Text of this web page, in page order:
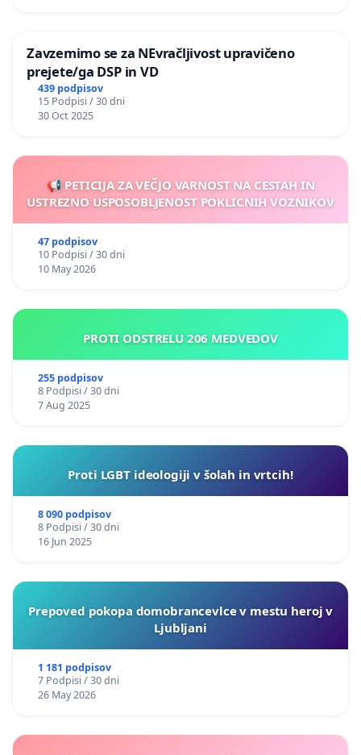
Zavzemimo se za NEvračljivost upravičeno
prejete/ga DSP in VD
439 podpisov
15 Podpisi / 30 dni
30 Oct 2025
📢 PETICIJA ZA VEČJO VARNOST NA CESTAH IN
USTREZNO USPOSOBLJENOST POKLICNIH VOZNIKOV
47 podpisov
10 Podpisi / 30 dni
10 May 2026
PROTI ODSTRELU 206 MEDVEDOV
255 podpisov
8 Podpisi / 30 dni
7 Aug 2025
Proti LGBT ideologiji v šolah in vrtcih!
8 090 podpisov
8 Podpisi / 30 dni
16 Jun 2025
Prepoved pokopa domobrancevlce v mestu heroj v
Ljubljani
1 181 podpisov
7 Podpisi / 30 dni
26 May 2026